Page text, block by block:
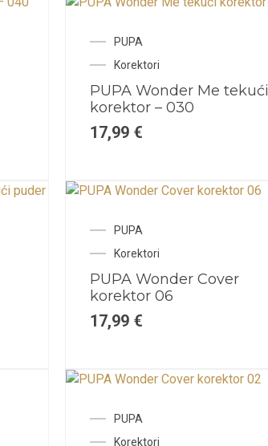
PUPA
Korektori
PUPA Wonder Me tekući
korektor – 030
17,99 €
PUPA
Korektori
PUPA Wonder Cover
korektor 06
17,99 €
PUPA
Korektori